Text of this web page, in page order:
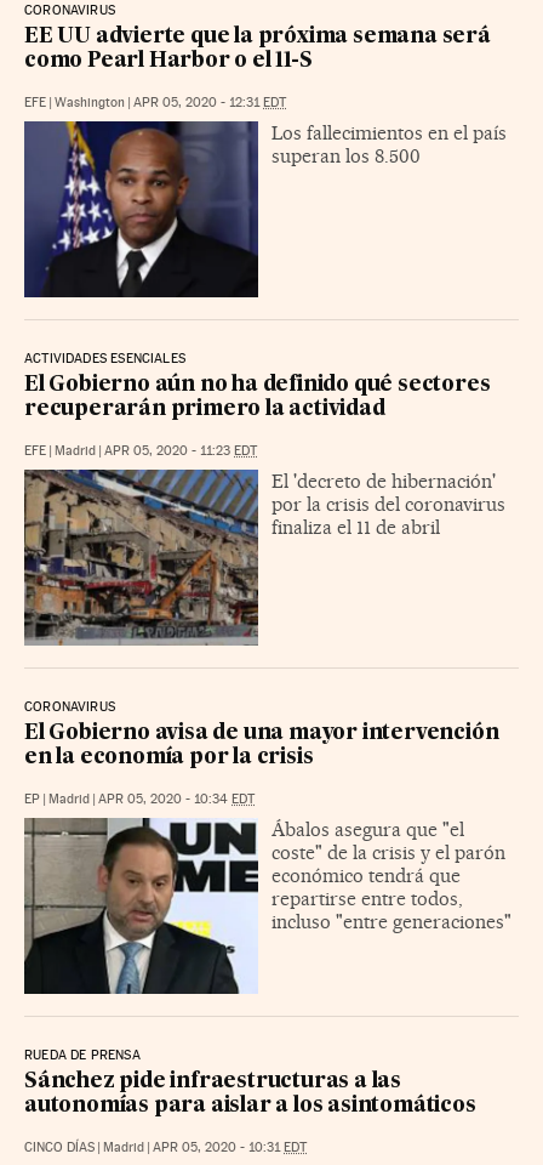
CORONAVIRUS
EE UU advierte que la próxima semana será
como Pearl Harbor o el 11-S
EFE | Washington | APR 05, 2020 - 12:31EDT
Los fallecimientos en el país
superan los 8.500
ACTIVIDADES ESENCIALES
El Gobierno aún no ha definido qué sectores
recuperarán primero la actividad
EFE | Madrid | APR 05, 2020 - 11:23 EDT
El 'decreto de hibernación'
por la crisis del coronavirus
finaliza el 11 de abril
CORONAVIRUS
El Gobierno avisa de una mayor intervención
en la economía por la crisis
EP | Madrid | APR 05, 2020 - 10:34 EDT
Ábalos asegura que "el
coste" de la crisis y el parón
económico tendrá que
repartirse entre todos,
incluso "entre generaciones"
RUEDA DE PRENSA
Sánchez pide infraestructuras a las
autonomías para aislar a los asintomáticos
CINCO DÍAS | Madrid | APR 05, 2020 - 10:31 EDT